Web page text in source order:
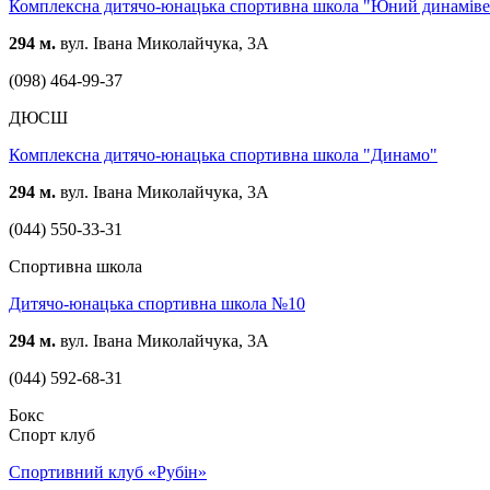
Комплексна дитячо-юнацька спортивна школа "Юний
294 м. вул. Івана Миколайчука, 3А
(098) 464-99-37
ДЮСШ
Комплексна дитячо-юнацька спортивна школа "Динамо"
294 м. вул. Івана Миколайчука, 3А
(044) 550-33-31
Спортивна школа
Дитячо-юнацька спортивна школа №10
294 м. вул. Івана Миколайчука, 3А
(044) 592-68-31
Бокс
Спорт клуб
Спортивний клуб «Рубін»